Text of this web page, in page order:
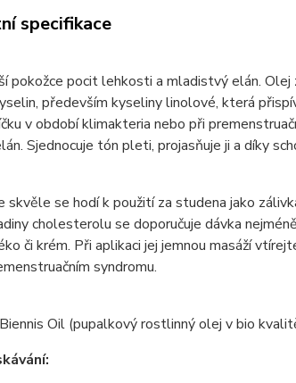
specifikace
pokožce pocit lehkosti a mladistvý elán.
především kyseliny linolové, která
v období klimakteria nebo při
Sjednocuje tón pleti, projasňuje ji a díky
skvěle se hodí k použití za studena jako
cholesterolu se doporučuje dávka
či krém. Při aplikaci jej jemnou masáží
syndromu.
Oil (pupalkový rostlinný olej v bio